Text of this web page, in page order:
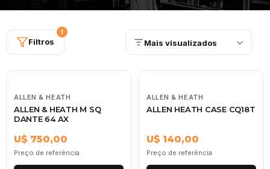
Filtros
1
Mais visualizados
ALLEN & HEATH
ALLEN & HEATH M SQ
DANTE 64 AX
U$ 750,00
Preço de referência
ALLEN & HEATH
ALLEN HEATH CASE CQ18T
U$ 140,00
Preço de referência